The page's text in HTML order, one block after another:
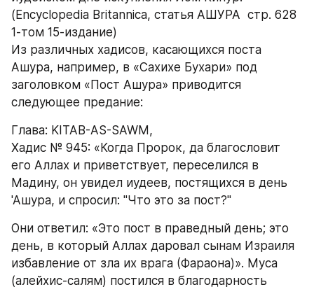
(Encyclopedia Britannica, cтатья АШУРА  стр. 628
1-том 15-издание)
Из различных хадисов, касающихся поста
Ашура, например, в «Сахихе Бухари» под
заголовком «Пост Ашура» приводится
следующее предание:
Глава: KITAB-AS-SAWM,
Хадис № 945: «Когда Пророк, да благословит
его Аллах и приветствует, переселился в
Мадину, он увидел иудеев, постящихся в день
'Ашура, и спросил: "Что это за пост?"
Они ответил: «Это пост в праведный день; это
день, в который Аллах даровал сынам Израиля
избавление от зла их врага (Фараона)». Муса
(алейхис-салям) постился в благодарность